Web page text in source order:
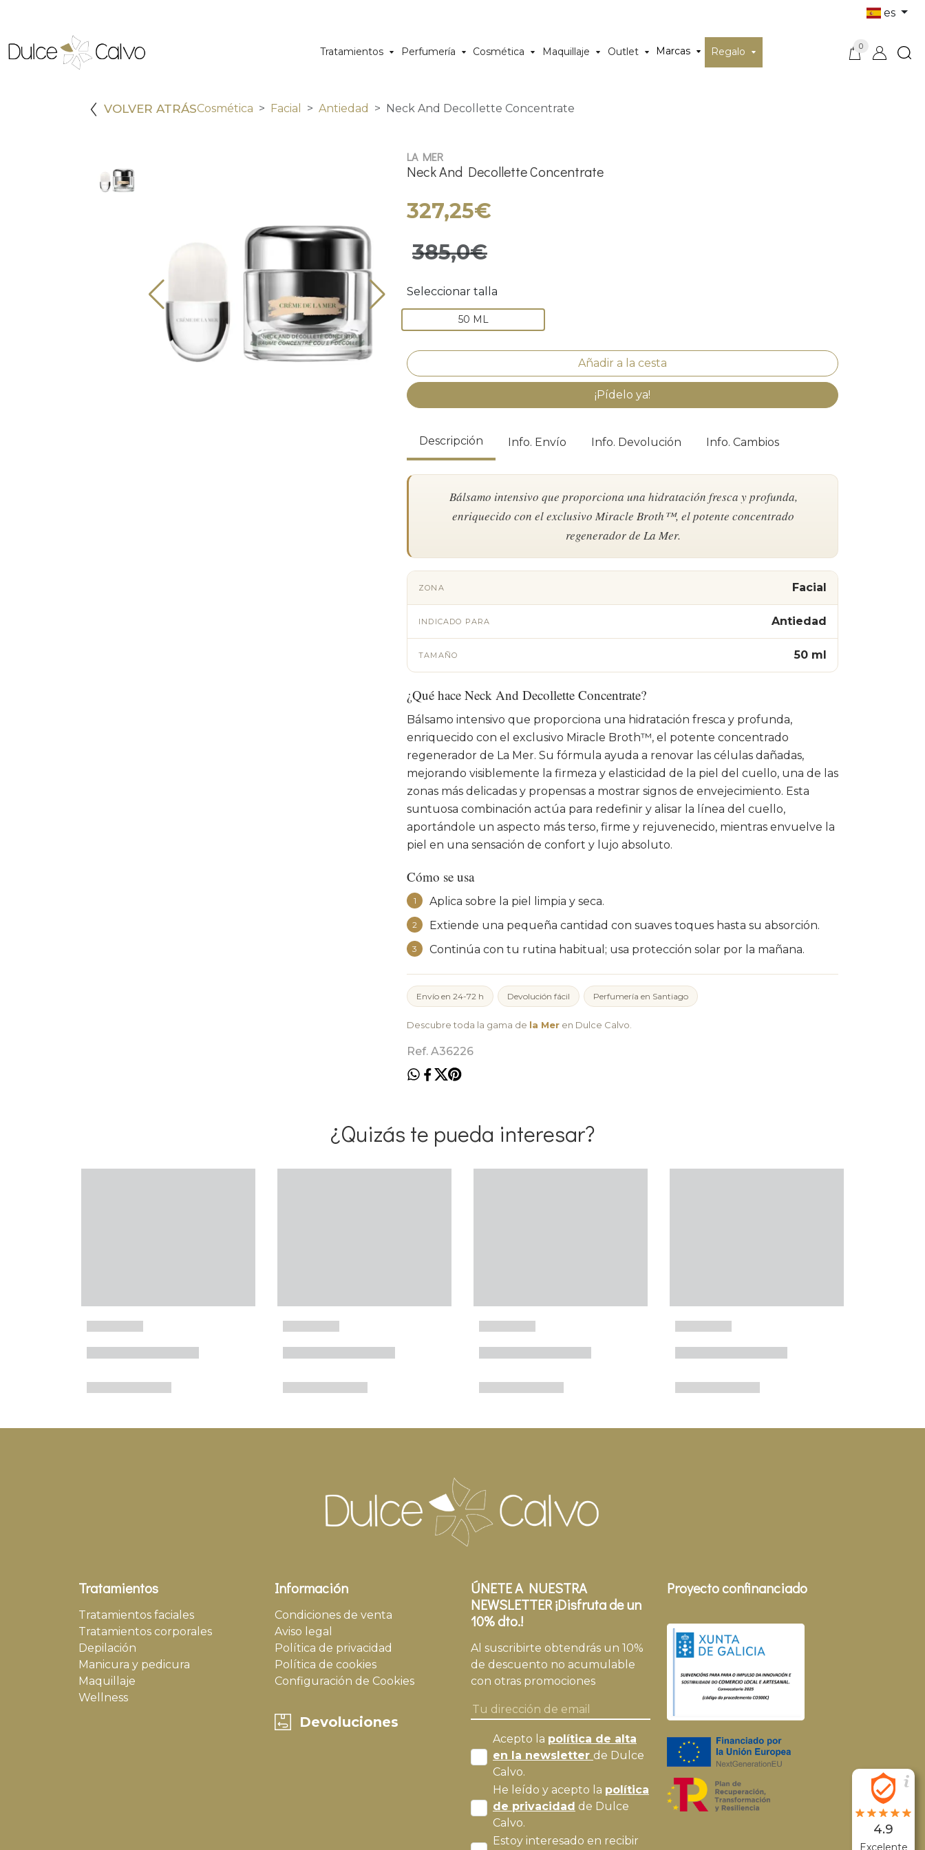
es
Tratamientos Perfumería Cosmética Maquillaje Outlet Marcas Regalo 0
VOLVER ATRÁSCosmética Facial Antiedad Neck And Decollette Concentrate
LA MER
Neck And Decollette Concentrate
327,25€
385,0€
Seleccionar talla
50 ML
¡Pídelo ya!
Descripción Info. Envío Info. Devolución Info. Cambios
Bálsamo intensivo que proporciona una hidratación fresca y profunda,
enriquecido con el exclusivo Miracle Broth™, el potente concentrado
regenerador de La Mer.
ZONA Facial
INDICADO PARA Antiedad
TAMAÑO 50 ml
¿Qué hace Neck And Decollette Concentrate?
Bálsamo intensivo que proporciona una hidratación fresca y profunda,
enriquecido con el exclusivo Miracle Broth™, el potente concentrado
regenerador de La Mer. Su fórmula ayuda a renovar las células dañadas,
mejorando visiblemente la firmeza y elasticidad de la piel del cuello, una de las
zonas más delicadas y propensas a mostrar signos de envejecimiento. Esta
suntuosa combinación actúa para redefinir y alisar la línea del cuello,
aportándole un aspecto más terso, firme y rejuvenecido, mientras envuelve la
piel en una sensación de confort y lujo absoluto.
Cómo se usa
1 Aplica sobre la piel limpia y seca.
2 Extiende una pequeña cantidad con suaves toques hasta su absorción.
3 Continúa con tu rutina habitual; usa protección solar por la mañana.
Envío en 24-72 h Devolución fácil Perfumería en Santiago
Descubre toda la gama de la Mer en Dulce Calvo.
Ref. A36226
¿Quizás te pueda interesar?
Tratamientos
Tratamientos faciales
Tratamientos corporales
Depilación
Manicura y pedicura
Maquillaje
Wellness
Información
Condiciones de venta
Aviso legal
Política de privacidad
Política de cookies
Configuración de Cookies
Devoluciones
ÚNETE A NUESTRA
NEWSLETTER ¡Disfruta de un
10% dto.!
Al suscribirte obtendrás un 10%
de descuento no acumulable
con otras promociones
Acepto la política de alta
en la newsletter de Dulce
Calvo.
He leído y acepto la política
de privacidad de Dulce
Calvo.
Estoy interesado en recibir
Proyecto confinanciado
4.9
Excelente